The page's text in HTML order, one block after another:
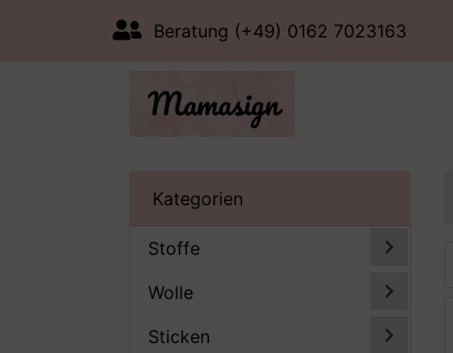
Beratung (+49) 0162 7023163
Kategorien
Stoffe
Wolle
Sticken